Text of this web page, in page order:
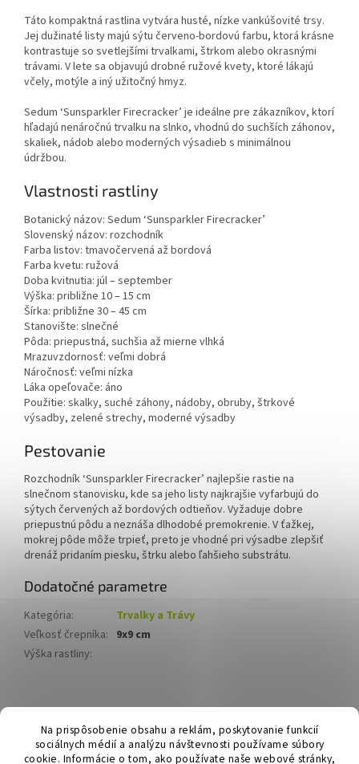
Na prispôsobenie obsahu a reklám, poskytovanie funkcií
sociálnych médií a analýzu návštevnosti používame súbory
cookie. Informácie o tom, ako používate naše webové stránky,
Táto kompaktná rastlina vytvára husté, nízke vankúšovité trsy.
Jej dužinaté listy majú sýtu červeno-bordovú farbu, ktorá krásne
kontrastuje so svetlejšími trvalkami, štrkom alebo okrasnými
trávami. V lete sa objavujú drobné ružové kvety, ktoré lákajú
včely, motýle a iný užitočný hmyz.
Sedum ‘Sunsparkler Firecracker’ je ideálne pre zákazníkov, ktorí
hľadajú nenáročnú trvalku na slnko, vhodnú do suchších záhonov,
skaliek, nádob alebo moderných výsadieb s minimálnou
údržbou.
Vlastnosti rastliny
Botanický názov: Sedum ‘Sunsparkler Firecracker’
Slovenský názov: rozchodník
Farba listov: tmavočervená až bordová
Farba kvetu: ružová
Doba kvitnutia: júl – september
Výška: približne 10 – 15 cm
Šírka: približne 30 – 45 cm
Stanovište: slnečné
Pôda: priepustná, suchšia až mierne vlhká
Mrazuvzdornosť: veľmi dobrá
Náročnosť: veľmi nízka
Láka opeľovače: áno
Použitie: skalky, suché záhony, nádoby, obruby, štrkové
výsadby, zelené strechy, moderné výsadby
Pestovanie
Rozchodník ‘Sunsparkler Firecracker’ najlepšie rastie na
slnečnom stanovisku, kde sa jeho listy najkrajšie vyfarbujú do
sýtych červených až bordových odtieňov. Vyžaduje dobre
priepustnú pôdu a neznáša dlhodobé premokrenie. V ťažkej,
mokrej pôde môže trpieť, preto je vhodné pri výsadbe zlepšiť
drenáž pridaním piesku, štrku alebo ľahšieho substrátu.
Dodatočné parametre
Kategória:
Trvalky a Trávy
Veľkosť črepníka: 9x9 cm
Výška rastliny:
á
Hurmikaki.com